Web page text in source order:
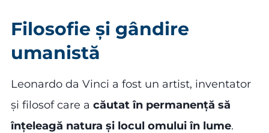
Filosofie și gândire
umanistă
Leonardo da Vinci a fost un artist, inventator
și filosof care a căutat în permanență să
înțeleagă natura și locul omului în lume.